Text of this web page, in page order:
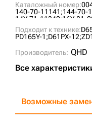
Каталожный номер:
140-70-11141;144-70-
14Y-71-11340;16Y-81-
KOM1447011261;
Подходит к технике:
PD165Y-1;D61PX-12;
Производитель: QHD
Все
Возможные